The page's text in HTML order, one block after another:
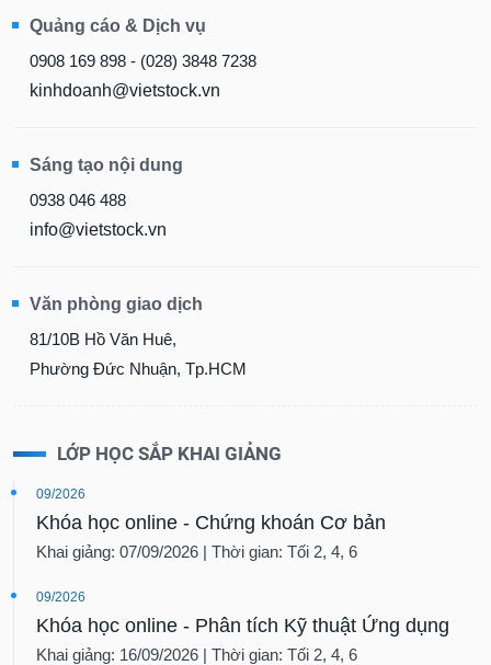
Quảng cáo & Dịch vụ
0908 169 898 - (028) 3848 7238
kinhdoanh@vietstock.vn
Sáng tạo nội dung
0938 046 488
info@vietstock.vn
Văn phòng giao dịch
81/10B Hồ Văn Huê,
Phường Đức Nhuận, Tp.HCM
LỚP HỌC SẮP KHAI GIẢNG
09/2026
Khóa học online - Chứng khoán Cơ bản
Khai giảng: 07/09/2026 | Thời gian: Tối 2, 4, 6
09/2026
Khóa học online - Phân tích Kỹ thuật Ứng dụng
Khai giảng: 16/09/2026 | Thời gian: Tối 2, 4, 6